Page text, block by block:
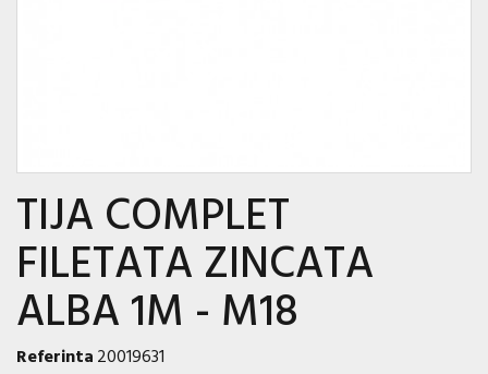
TIJA COMPLET
FILETATA ZINCATA
ALBA 1M - M18
Referinta20019631